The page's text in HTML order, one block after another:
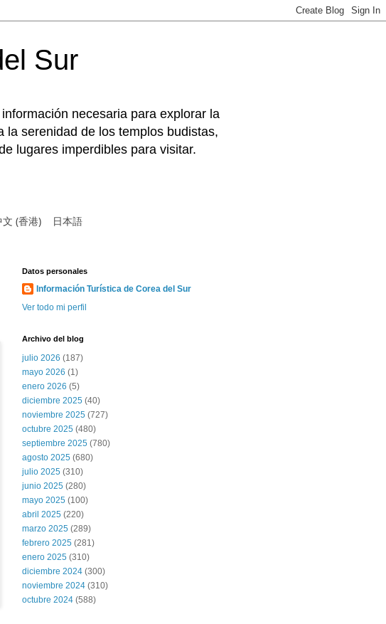
Sur
necesaria para explorar la
la serenidad de los templos budistas,
lugares imperdibles para visitar.
文 (香港) 日本語
Datos personales
Información Turística de Corea del Sur
Ver todo mi perfil
Archivo del blog
julio 2026 (187)
mayo 2026 (1)
enero 2026 (5)
diciembre 2025 (40)
noviembre 2025 (727)
octubre 2025 (480)
septiembre 2025 (780)
agosto 2025 (680)
julio 2025 (310)
junio 2025 (280)
mayo 2025 (100)
abril 2025 (220)
marzo 2025 (289)
febrero 2025 (281)
enero 2025 (310)
diciembre 2024 (300)
noviembre 2024 (310)
octubre 2024 (588)